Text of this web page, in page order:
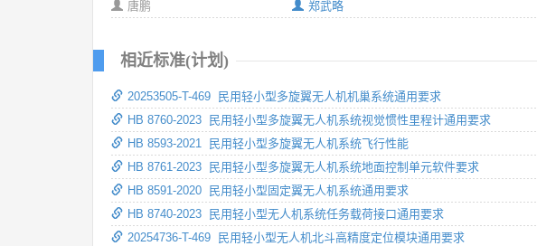
唐鹏
郑武略
相近标准(计划)
20253505-T-469 民用轻小型多旋翼无人机机巢系统通用要求
HB 8760-2023 民用轻小型多旋翼无人机系统视觉惯性里程计通用要求
HB 8593-2021 民用轻小型多旋翼无人机系统飞行性能
HB 8761-2023 民用轻小型多旋翼无人机系统地面控制单元软件要求
HB 8591-2020 民用轻小型固定翼无人机系统通用要求
HB 8740-2023 民用轻小型无人机系统任务载荷接口通用要求
20254736-T-469 民用轻小型无人机北斗高精度定位模块通用要求